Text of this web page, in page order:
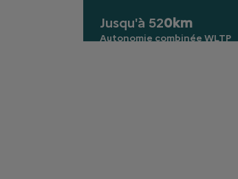
Jusqu'à 520km
Autonomie combinée WLTP